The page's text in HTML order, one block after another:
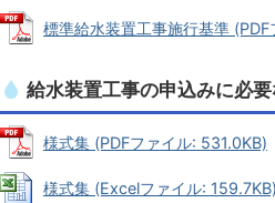
標準給水装置工事施行基準
給水装置工事の申込みに必
様式集 (PDFファイル: 531.0KB)
様式集 (Excelファイル: 159.7KB)